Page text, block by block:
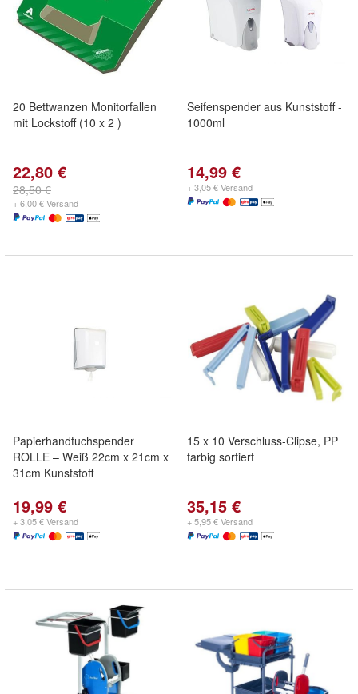
20 Bettwanzen Monitorfallen
mit Lockstoff (10 x 2 )
22,80 €
28,50 €
+ 6,00 € Versand
Seifenspender aus Kunststoff -
1000ml
14,99 €
+ 3,05 € Versand
Papierhandtuchspender
ROLLE – Weiß 22cm x 21cm x
31cm Kunststoff
19,99 €
+ 3,05 € Versand
15 x 10 Verschluss-Clipse, PP
farbig sortiert
35,15 €
+ 5,95 € Versand